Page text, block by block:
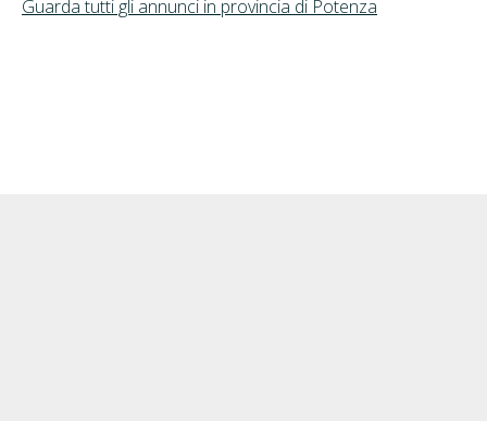
Guarda tutti gli annunci in provincia di Potenza